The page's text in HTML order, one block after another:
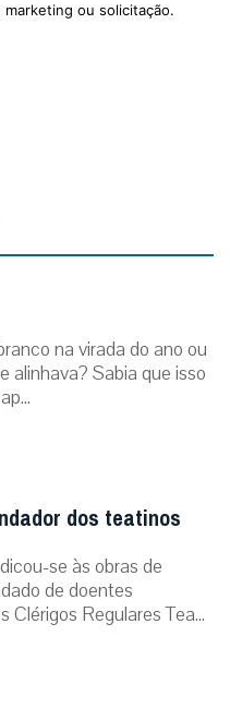
ou solicitação.
na virada do ano ou
alinhava? Sabia que isso
dos teatinos
se às obras de
de doentes
Clérigos Regulares Tea...